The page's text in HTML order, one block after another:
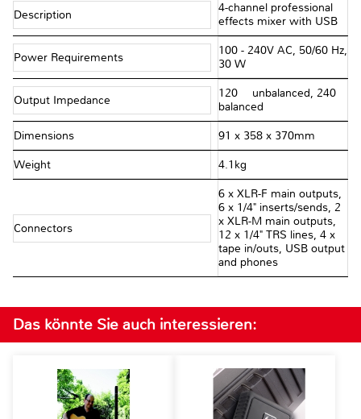
Description
4-channel professional
effects mixer with USB
Power Requirements
100 - 240V AC, 50/60 Hz,
30 W
Output Impedance
120 Ω unbalanced, 240 Ω
balanced
Dimensions 91 x 358 x 370mm
Weight 4.1kg
Connectors
6 x XLR-F main outputs,
6 x 1/4" inserts/sends, 2
x XLR-M main outputs,
12 x 1/4" TRS lines, 4 x
tape in/outs, USB output
and phones
Das könnte Sie auch interessieren: